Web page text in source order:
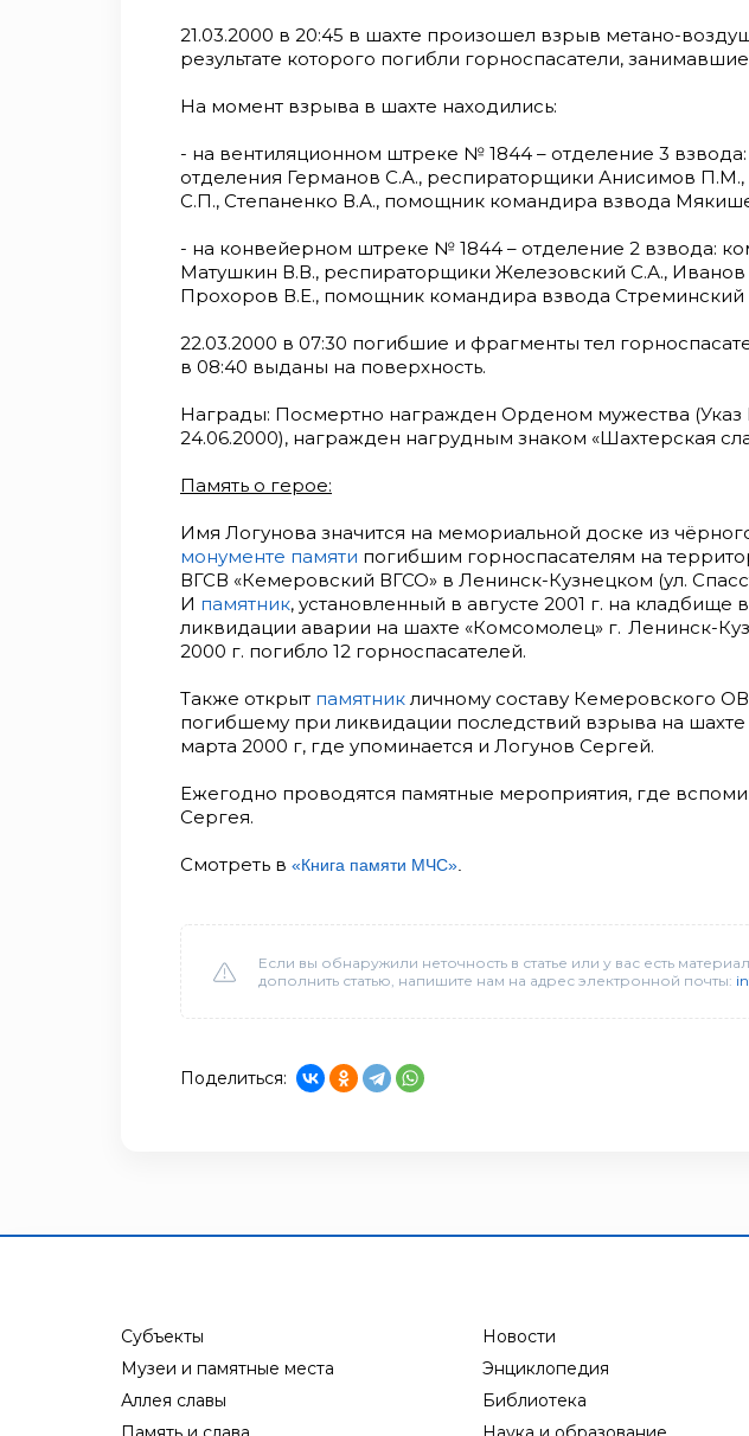
21.03.2000 в 20:45 в шахте произошел взрыв метано-
результате которого погибли горноспасатели,
На момент взрыва в шахте находились:
- на вентиляционном штреке № 1844 – отделение 3
отделения Германов С.А., респираторщики Анисимов
С.П., Степаненко В.А., помощник командира взвода
- на конвейерном штреке № 1844 – отделение 2 взвода:
Матушкин В.В., респираторщики Железовский С.А., Иванов
Прохоров В.Е., помощник командира взвода Стреминский
22.03.2000 в 07:30 погибшие и фрагменты тел
в 08:40 выданы на поверхность.
Награды: Посмертно награжден Орденом мужества
24.06.2000), награжден нагрудным знаком «Шахтерская
Память о герое:
Имя Логунова значится на мемориальной доске из
монументе памяти погибшим горноспасателям на
ВГСВ «Кемеровский ВГСО» в Ленинск-Кузнецком (ул.
И памятник, установленный в августе 2001 г. на кладбище
ликвидации аварии на шахте «Комсомолец» г. Ленинск-
2000 г. погибло 12 горноспасателей.
Также открыт памятник личному составу Кемеровского
погибшему при ликвидации последствий взрыва на шахте
марта 2000 г, где упоминается и Логунов Сергей.
Ежегодно проводятся памятные мероприятия, где
Сергея.
Смотреть в «Книга памяти МЧС»
Если вы обнаружили неточность в статье или у вас есть
дополнить статью, напишите нам на адрес электронной почты:
Поделиться:
Субъекты
Музеи и памятные места
Аллея славы
Новости
Энциклопедия
Библиотека